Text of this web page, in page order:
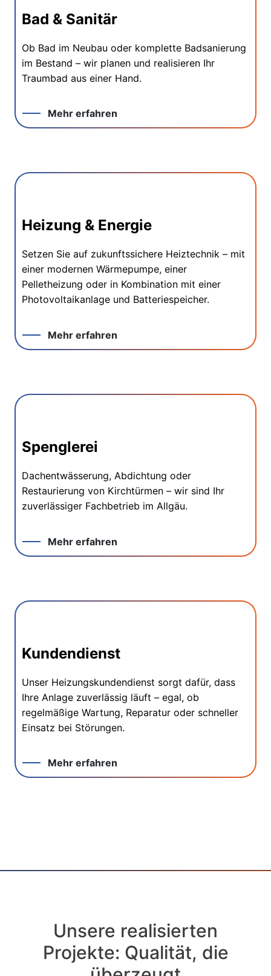
Bad & Sanitär
Ob Bad im Neubau oder komplette Badsanierung
im Bestand – wir planen und realisieren Ihr
Traumbad aus einer Hand.
Mehr erfahren
Heizung & Energie
Setzen Sie auf zukunftssichere Heiztechnik – mit
einer modernen Wärmepumpe, einer
Pelletheizung oder in Kombination mit einer
Photovoltaikanlage und Batteriespeicher.
Mehr erfahren
Spenglerei
Dachentwässerung, Abdichtung oder
Restaurierung von Kirchtürmen – wir sind Ihr
zuverlässiger Fachbetrieb im Allgäu.
Mehr erfahren
Kundendienst
Unser Heizungskundendienst sorgt dafür, dass
Ihre Anlage zuverlässig läuft – egal, ob
regelmäßige Wartung, Reparatur oder schneller
Einsatz bei Störungen.
Mehr erfahren
Unsere realisierten
Projekte: Qualität, die